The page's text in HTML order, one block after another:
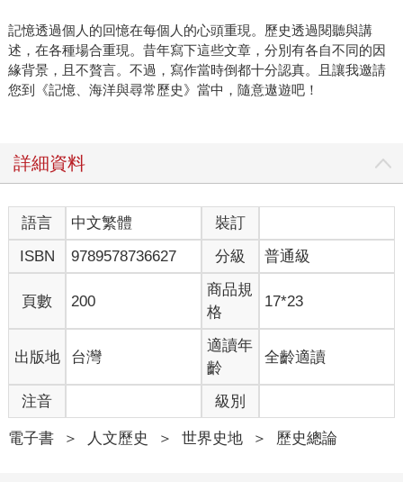
記憶透過個人的回憶在每個人的心頭重現。歷史透過閱聽與講
述，在各種場合重現。昔年寫下這些文章，分別有各自不同的因
緣背景，且不贅言。不過，寫作當時倒都十分認真。且讓我邀請
您到《記憶、海洋與尋常歷史》當中，隨意遨遊吧！
詳細資料
語言 中文繁體
裝訂
ISBN
9789578736627 分級 普通級
頁數 200
商品規
格
17*23
出版地 台灣
適讀年
齡
全齡適讀
注音 級別
電子書 ＞ 人文歷史 ＞ 世界史地 ＞ 歷史總論